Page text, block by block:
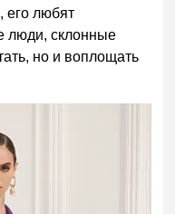
его любят
люди, склонные
но и воплощать